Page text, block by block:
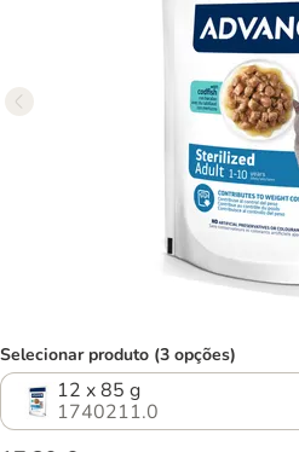
Selecionar produto (3 opções)
12 x 85 g
1740211.0